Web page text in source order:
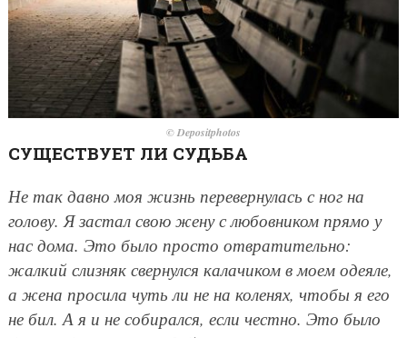
© Depositphotos
СУЩЕСТВУЕТ ЛИ СУДЬБА
Не так давно моя жизнь перевернулась с ног на
голову. Я застал свою жену с любовником прямо у
нас дома. Это было просто отвратительно:
жалкий слизняк свернулся калачиком в моем одеяле,
а жена просила чуть ли не на коленях, чтобы я его
не бил. А я и не собирался, если честно. Это было